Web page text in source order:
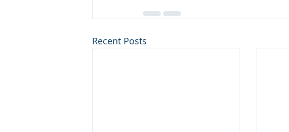
Recent Posts